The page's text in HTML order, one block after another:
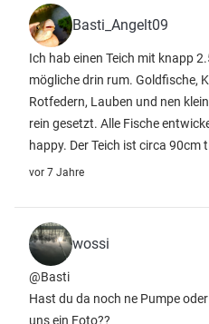
Basti_Angelt09
Ich hab einen Teich mit knapp
mögliche drin rum. Goldfische,
Rotfedern, Lauben und nen
rein gesetzt. Alle Fische
happy. Der Teich ist circa 90cm
vor 7 Jahre
wossi
@Basti
Hast du da noch ne Pumpe
uns ein Foto??